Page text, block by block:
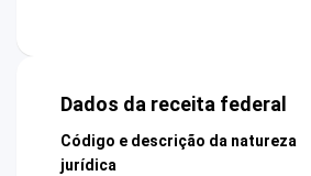
Dados da receita federal
Código e descrição da natureza
jurídica